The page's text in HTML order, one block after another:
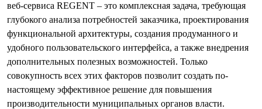
веб-сервиса REGENT – это комплексная задача, требующая
глубокого анализа потребностей заказчика, проектирования
функциональной архитектуры, создания продуманного и
удобного пользовательского интерфейса, а также внедрения
дополнительных полезных возможностей. Только
совокупность всех этих факторов позволит создать по-
настоящему эффективное решение для повышения
производительности муниципальных органов власти.